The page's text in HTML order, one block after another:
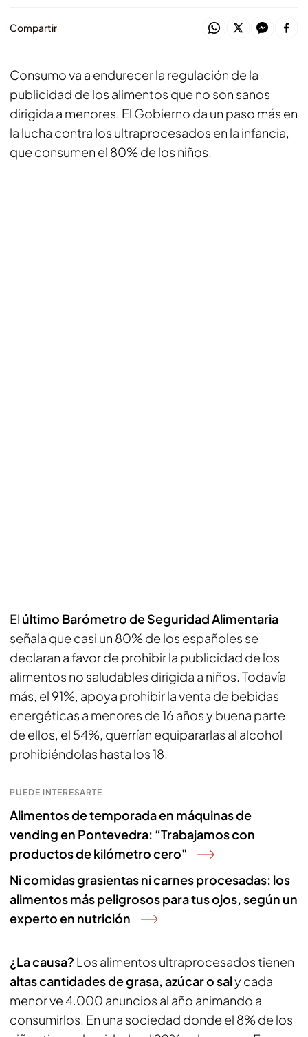
Compartir
Consumo va a endurecer la regulación de la
publicidad de los alimentos que no son sanos
dirigida a menores. El Gobierno da un paso más en
la lucha contra los ultraprocesados en la infancia,
que consumen el 80% de los niños.
El último Barómetro de Seguridad Alimentaria
señala que casi un 80% de los españoles se
declaran a favor de prohibir la publicidad de los
alimentos no saludables dirigida a niños. Todavía
más, el 91%, apoya prohibir la venta de bebidas
energéticas a menores de 16 años y buena parte
de ellos, el 54%, querrían equipararlas al alcohol
prohibiéndolas hasta los 18.
PUEDE INTERESARTE
Alimentos de temporada en máquinas de
vending en Pontevedra: “Trabajamos con
productos de kilómetro cero"
Ni comidas grasientas ni carnes procesadas: los
alimentos más peligrosos para tus ojos, según un
experto en nutrición
¿La causa? Los alimentos ultraprocesados tienen
altas cantidades de grasa, azúcar o saly cada
menor ve 4.000 anuncios al año animando a
consumirlos. En una sociedad donde el 8% de los